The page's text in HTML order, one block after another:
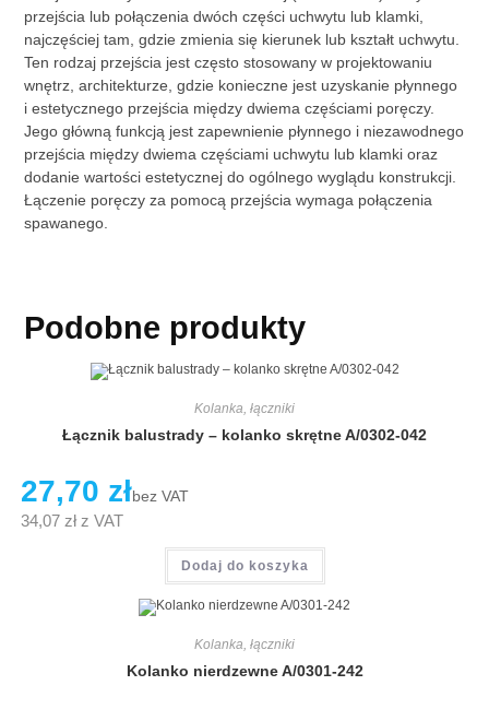
przejścia lub połączenia dwóch części uchwytu lub klamki,
najczęściej tam, gdzie zmienia się kierunek lub kształt uchwytu.
Ten rodzaj przejścia jest często stosowany w projektowaniu
wnętrz, architekturze, gdzie konieczne jest uzyskanie płynnego
i estetycznego przejścia między dwiema częściami poręczy.
Jego główną funkcją jest zapewnienie płynnego i niezawodnego
przejścia między dwiema częściami uchwytu lub klamki oraz
dodanie wartości estetycznej do ogólnego wyglądu konstrukcji.
Łączenie poręczy za pomocą przejścia wymaga połączenia
spawanego.
Podobne produkty
Kolanka, łączniki
Łącznik balustrady – kolanko skrętne A/0302-042
27,70 złbez VAT
34,07 złz VAT
Dodaj do koszyka
Kolanka, łączniki
Kolanko nierdzewne A/0301-242